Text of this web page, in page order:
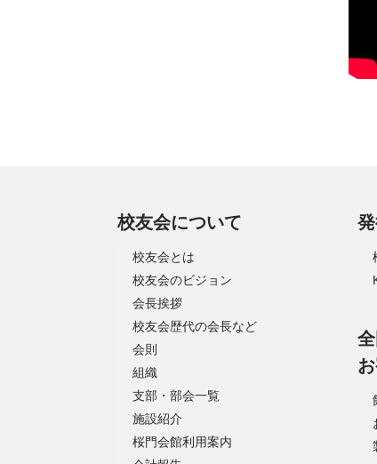
校友会について
校友会とは
校友会のビジョン
会長挨拶
校友会歴代の会長など
会則
組織
支部・部会一覧
施設紹介
桜門会館利用案内